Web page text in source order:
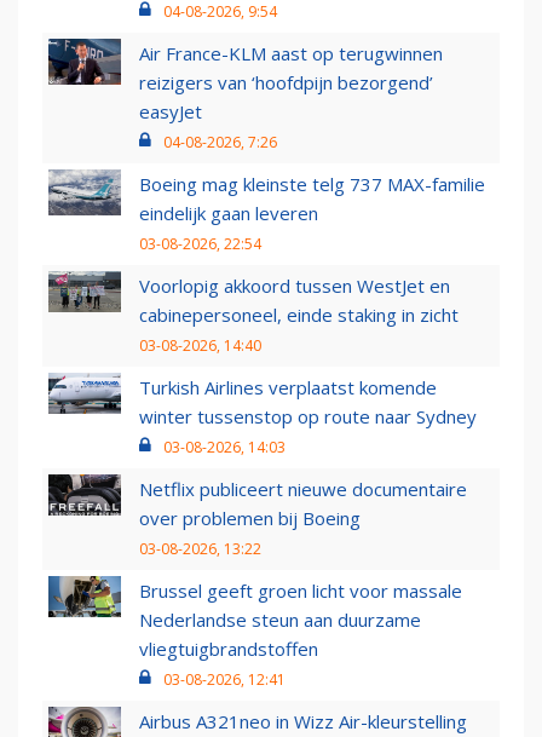
04-08-2026, 9:54
Air France-KLM aast op terugwinnen
reizigers van ‘hoofdpijn bezorgend’
easyJet
04-08-2026, 7:26
Boeing mag kleinste telg 737 MAX-familie
eindelijk gaan leveren
03-08-2026, 22:54
Voorlopig akkoord tussen WestJet en
cabinepersoneel, einde staking in zicht
03-08-2026, 14:40
Turkish Airlines verplaatst komende
winter tussenstop op route naar Sydney
03-08-2026, 14:03
Netflix publiceert nieuwe documentaire
over problemen bij Boeing
03-08-2026, 13:22
Brussel geeft groen licht voor massale
Nederlandse steun aan duurzame
vliegtuigbrandstoffen
03-08-2026, 12:41
Airbus A321neo in Wizz Air-kleurstelling